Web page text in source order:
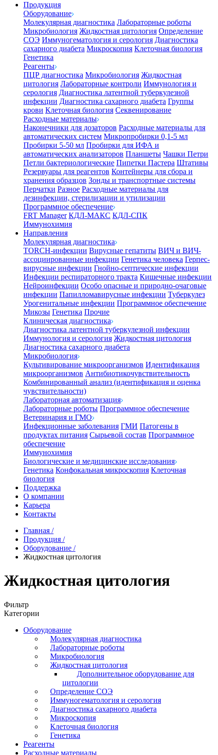
Продукция
Оборудование
Молекулярная диагностика Лабораторные роботы
Микробиология Жидкостная цитология Определение
СОЭ Иммуногематология и серология Диагностика
сахарного диабета Микроскопия Клеточная биология
Генетика
Реагенты
ПЦР диагностика Микробиология Жидкостная
цитология Лабораторные контроли Иммунология и
серология Диагностика латентной туберкулезной
инфекции Диагностика сахарного диабета Группы
крови Клеточная биология Секвенирование
Расходные материалы
Наконечники для дозаторов Расходные материалы для
автоматических систем Микропробирки 0,1-5 мл
Пробирки 5-50 мл Пробирки для ИФА и
автоматических анализаторов Планшеты Чашки Петри
Петли бактериологические Пипетки Пастера Штативы
Резервуары для реагентов Контейнеры для сбора и
хранения образцов Зонды и транспортные системы
Перчатки Разное Расходные материалы для
дезинфекции, стерилизации и утилизации
Программное обеспечение
FRT Manager КДЛ-МАКС КДЛ-СПК
Иммунохимия
Направления
Молекулярная диагностика
TORCH-инфекции Вирусные гепатиты ВИЧ и ВИЧ-
ассоциированные инфекции Генетика человека Герпес-
вирусные инфекции Гнойно-септические инфекции
Инфекции респираторного тракта Кишечные инфекции
Нейроинфекции Особо опасные и природно-очаговые
инфекции Папилломавирусные инфекции Туберкулез
Урогенитальные инфекции Программное обеспечение
Микозы Генетика Прочие
Клиническая диагностика
Диагностика латентной туберкулезной инфекции
Иммунология и серология Жидкостная цитология
Диагностика сахарного диабета
Микробиология
Культивирование микроорганизмов Идентификация
микроорганизмов Антибиотикочувствительность
Комбинированный анализ (идентификация и оценка
чувствительности)
Лабораторная автоматизация
Лабораторные роботы Программное обеспечение
Ветеринария и ГМО
Инфекционные заболевания ГМИ Патогены в
продуктах питания Сырьевой состав Программное
обеспечение
Иммунохимия
Биологические и медицинские исследования
Генетика Конфокальная микроскопия Клеточная
биология
Поддержка
О компании
Карьера
Контакты
Главная /
Продукция /
Оборудование /
Жидкостная цитология
Жидкостная цитология
Фильтр
Категории
Оборудование
Молекулярная диагностика
Лабораторные роботы
Микробиология
Жидкостная цитология
Дополнительное оборудование для
цитологии
Определение СОЭ
Иммуногематология и серология
Диагностика сахарного диабета
Микроскопия
Клеточная биология
Генетика
Реагенты
Расходные материалы